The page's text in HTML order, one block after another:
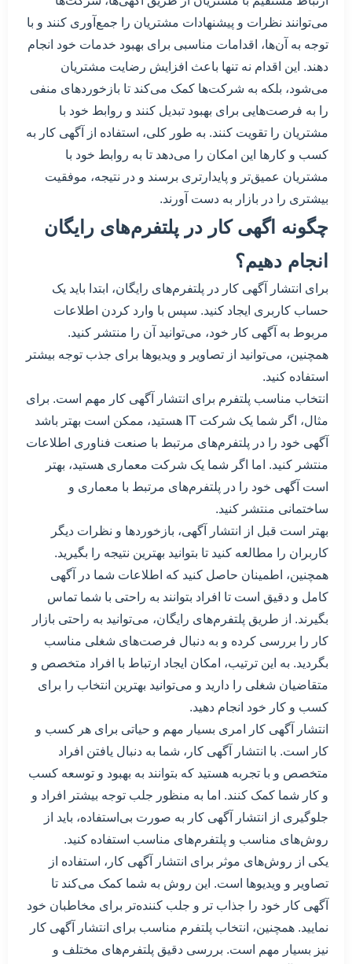
می‌توانند نظرات و پیشنهادات مشتریان را جمع‌آوری کنند و با
توجه به آن‌ها، اقدامات مناسبی برای بهبود خدمات خود انجام
دهند. این اقدام نه تنها باعث افزایش رضایت مشتریان
می‌شود، بلکه به شرکت‌ها کمک می‌کند تا بازخوردهای منفی
را به فرصت‌هایی برای بهبود تبدیل کنند و روابط خود با
مشتریان را تقویت کنند. به طور کلی، استفاده از آگهی کار به
کسب و کارها این امکان را می‌دهد تا به روابط خود با
مشتریان عمیق‌تر و پایدارتری برسند و در نتیجه، موفقیت
بیشتری را در بازار به دست آورند.
چگونه اگهی کار در پلتفرم‌های رایگان
انجام دهیم؟
برای انتشار آگهی کار در پلتفرم‌های رایگان، ابتدا باید یک
حساب کاربری ایجاد کنید. سپس با وارد کردن اطلاعات
مربوط به آگهی کار خود، می‌توانید آن را منتشر کنید.
همچنین، می‌توانید از تصاویر و ویدیوها برای جذب توجه بیشتر
استفاده کنید.
انتخاب مناسب پلتفرم برای انتشار آگهی کار مهم است. برای
مثال، اگر شما یک شرکت IT هستید، ممکن است بهتر باشد
آگهی خود را در پلتفرم‌های مرتبط با صنعت فناوری اطلاعات
منتشر کنید. اما اگر شما یک شرکت معماری هستید، بهتر
است آگهی خود را در پلتفرم‌های مرتبط با معماری و
ساختمانی منتشر کنید.
بهتر است قبل از انتشار آگهی، بازخوردها و نظرات دیگر
کاربران را مطالعه کنید تا بتوانید بهترین نتیجه را بگیرید.
همچنین، اطمینان حاصل کنید که اطلاعات شما در آگهی
کامل و دقیق است تا افراد بتوانند به راحتی با شما تماس
بگیرند. از طریق پلتفرم‌های رایگان، می‌توانید به راحتی بازار
کار را بررسی کرده و به دنبال فرصت‌های شغلی مناسب
بگردید. به این ترتیب، امکان ایجاد ارتباط با افراد متخصص و
متقاضیان شغلی را دارید و می‌توانید بهترین انتخاب را برای
کسب و کار خود انجام دهید.
انتشار آگهی کار امری بسیار مهم و حیاتی برای هر کسب و
کار است. با انتشار آگهی کار، شما به دنبال یافتن افراد
متخصص و با تجربه هستید که بتوانند به بهبود و توسعه کسب
و کار شما کمک کنند. اما به منظور جلب توجه بیشتر افراد و
جلوگیری از انتشار آگهی کار به صورت بی‌استفاده، باید از
روش‌های مناسب و پلتفرم‌های مناسب استفاده کنید.
یکی از روش‌های موثر برای انتشار آگهی کار، استفاده از
تصاویر و ویدیوها است. این روش به شما کمک می‌کند تا
آگهی کار خود را جذاب تر و جلب کننده‌تر برای مخاطبان خود
نمایید. همچنین، انتخاب پلتفرم مناسب برای انتشار آگهی کار
نیز بسیار مهم است. بررسی دقیق پلتفرم‌های مختلف و